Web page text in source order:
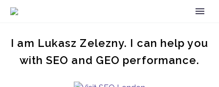
I am Lukasz Zelezny. I can help you
with SEO and GEO performance.